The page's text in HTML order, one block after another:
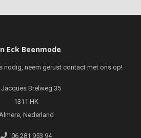
Eck Beenmode
nodig, neem gerust contact met ons op!
Jacques Brelweg 35
1311 HK
Nederland
06 281 953 94